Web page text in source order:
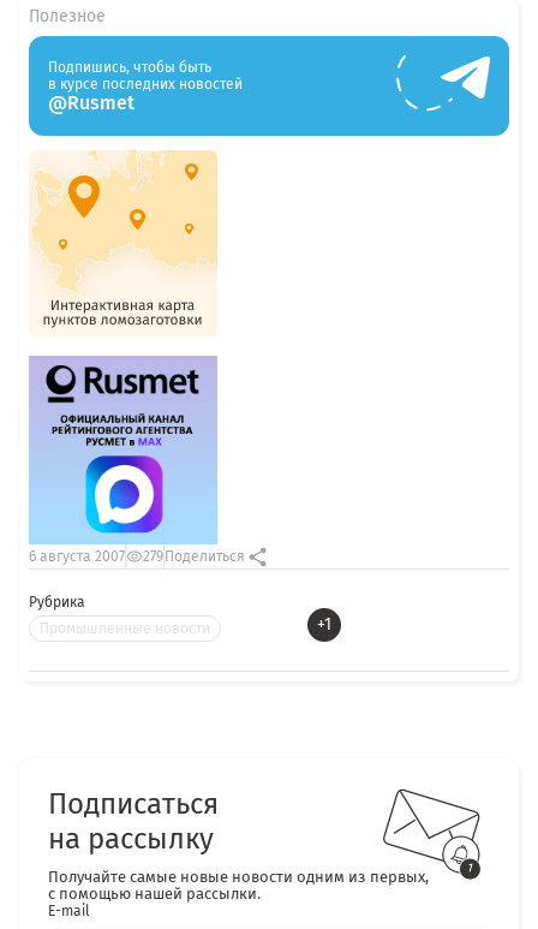
Рубрика
Промышленные новости
+1
6 августа 2007 279 Поделиться
Полезное
Подпишись, чтобы быть
в курсе последних новостей
@Rusmet
Подписаться
на рассылку
Получайте самые новые новости одним из первых,
с помощью нашей рассылки.
E-mail